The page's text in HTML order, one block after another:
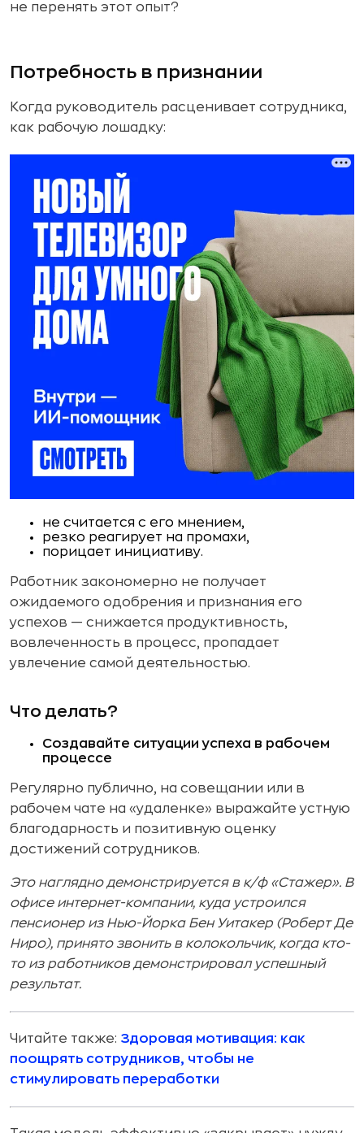
не перенять этот опыт?
Потребность в признании
Когда руководитель расценивает сотрудника,
как рабочую лошадку:
не считается с его мнением,
резко реагирует на промахи,
порицает инициативу.
Работник закономерно не получает
ожидаемого одобрения и признания его
успехов — снижается продуктивность,
вовлеченность в процесс, пропадает
увлечение самой деятельностью.
Что делать?
Создавайте ситуации успеха в рабочем
процессе
Регулярно публично, на совещании или в
рабочем чате на «удаленке» выражайте устную
благодарность и позитивную оценку
достижений сотрудников.
Это наглядно демонстрируется в к/ф «Стажер». В
офисе интернет-компании, куда устроился
пенсионер из Нью-Йорка Бен Уитакер (Роберт Де
Ниро), принято звонить в колокольчик, когда кто-
то из работников демонстрировал успешный
результат.
Читайте также: Здоровая мотивация: как
поощрять сотрудников, чтобы не
стимулировать переработки